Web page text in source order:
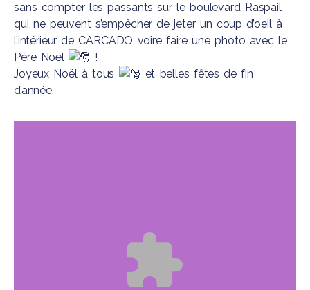
sans compter les passants sur le boulevard Raspail
qui ne peuvent s’empêcher de jeter un coup d’oeil à
l’intérieur de CARCADO voire faire une photo avec le
Père Noël
!
Joyeux Noël à tous
et belles fêtes de fin
d’année.